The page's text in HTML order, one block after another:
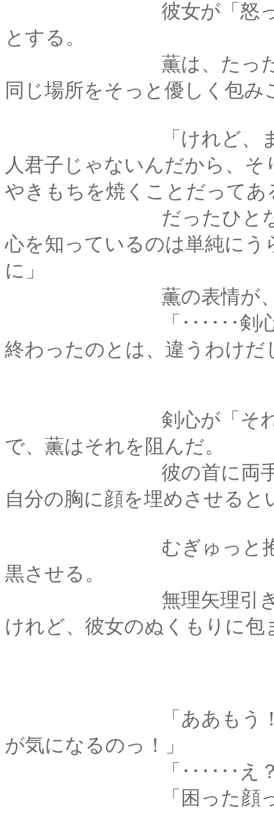
彼女が「怒った」理
とする。
薫は、たった今彼を
同じ場所をそっと優しく包
「けれど、まぁ、正
人君子じゃないんだから、
やきもちを焼くことだってあ
だったひとなんだし
心を知っているのは単純に
に」
薫の表情が、ほんの
「･･････剣心と巴さ
終わったのとは、違うわけだ
剣心が「それは････
で、薫はそれを阻んだ。
彼の首に両手をまわ
自分の胸に顔を埋めさせる
むぎゅっと抱きしめ
黒させる。
無理矢理引き寄せら
けれど、彼女のぬくもりに
「ああもう！ むし
が気になるのっ！」
「･･････え？
「困った顔っていう